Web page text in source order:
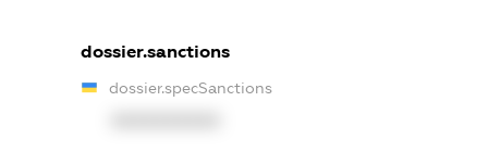
dossier.sanctions
dossier.specSanctions